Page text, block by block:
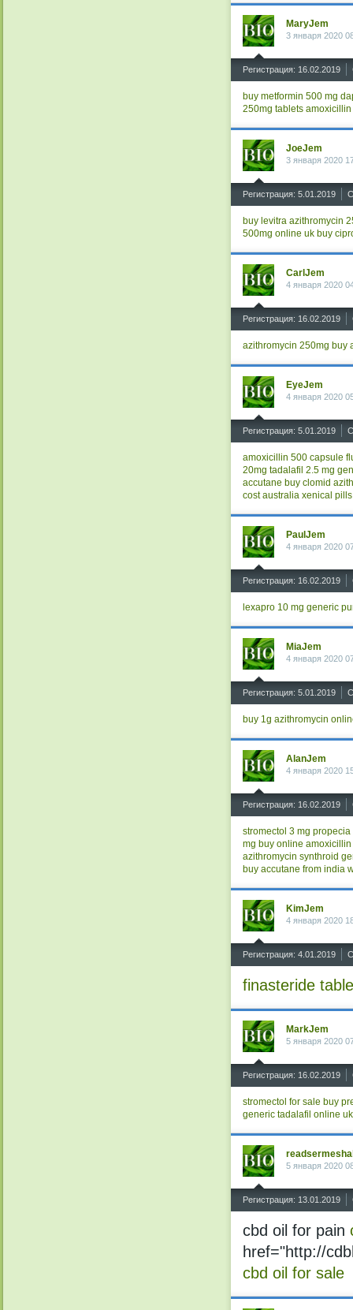
MaryJem
3 января 2020
Регистрация: 16.02.2019
buy metformin 500 mg
250mg tablets
JoeJem
3 января 2020
Регистрация: 5.01.2019
buy levitra azithromycin
500mg online uk buy
CarlJem
4 января 2020
Регистрация: 16.02.2019
azithromycin 250mg buy
EyeJem
4 января 2020
Регистрация: 5.01.2019
amoxicillin 500 capsule
20mg tadalafil 2.5 mg
accutane buy clomid
cost australia xenical pills
PaulJem
4 января 2020
Регистрация: 16.02.2019
lexapro 10 mg generic
MiaJem
4 января 2020
Регистрация: 5.01.2019
buy 1g azithromycin
AlanJem
4 января 2020
Регистрация: 16.02.2019
stromectol 3 mg propecia
mg buy online
azithromycin synthroid
buy accutane from india
KimJem
4 января 2020
Регистрация: 4.01.2019
finasteride
MarkJem
5 января 2020
Регистрация: 16.02.2019
stromectol for sale buy
generic tadalafil online uk
5 января 2020
Регистрация: 13.01.2019
cbd oil for pain
href="http://
cbd oil for sale